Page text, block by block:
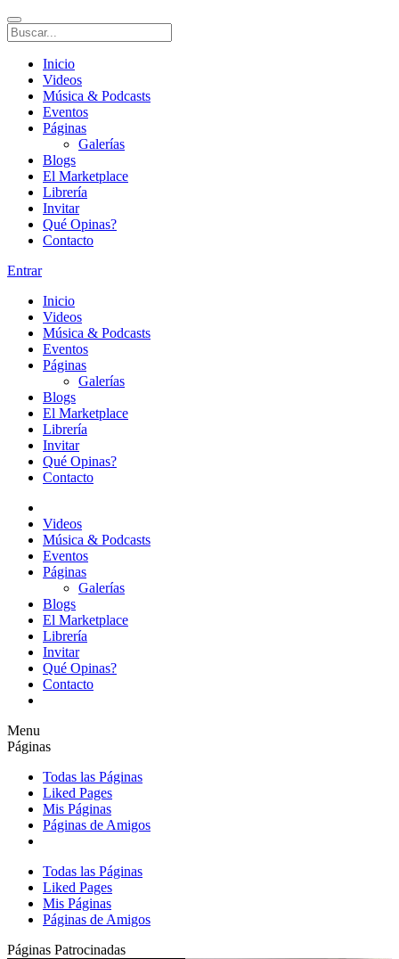
Inicio
Videos
Música & Podcasts
Eventos
Páginas
Galerías
Blogs
El Marketplace
Librería
Invitar
Qué Opinas?
Contacto
Entrar
Inicio
Videos
Música & Podcasts
Eventos
Páginas
Galerías
Blogs
El Marketplace
Librería
Invitar
Qué Opinas?
Contacto
Videos
Música & Podcasts
Eventos
Páginas
Galerías
Blogs
El Marketplace
Librería
Invitar
Qué Opinas?
Contacto
Menu
Páginas
Todas las Páginas
Liked Pages
Mis Páginas
Páginas de Amigos
Todas las Páginas
Liked Pages
Mis Páginas
Páginas de Amigos
Páginas Patrocinadas